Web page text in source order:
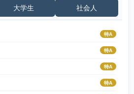
大学生 社会人
特A
特A
特A
特A